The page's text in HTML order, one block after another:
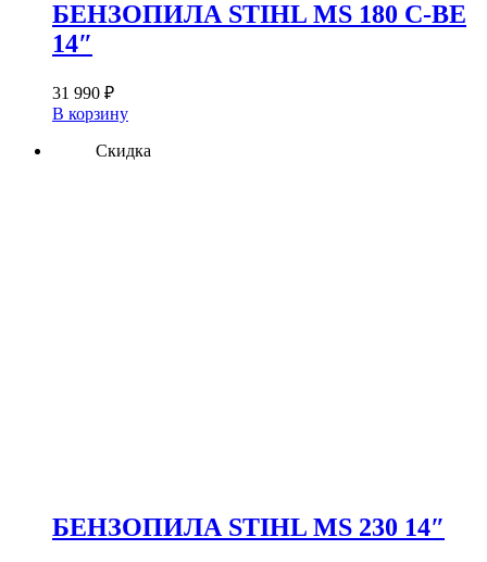
БЕНЗОПИЛА STIHL MS 180 C-BE
14″
31 990 ₽
В корзину
Скидка
БЕНЗОПИЛА STIHL MS 230 14″